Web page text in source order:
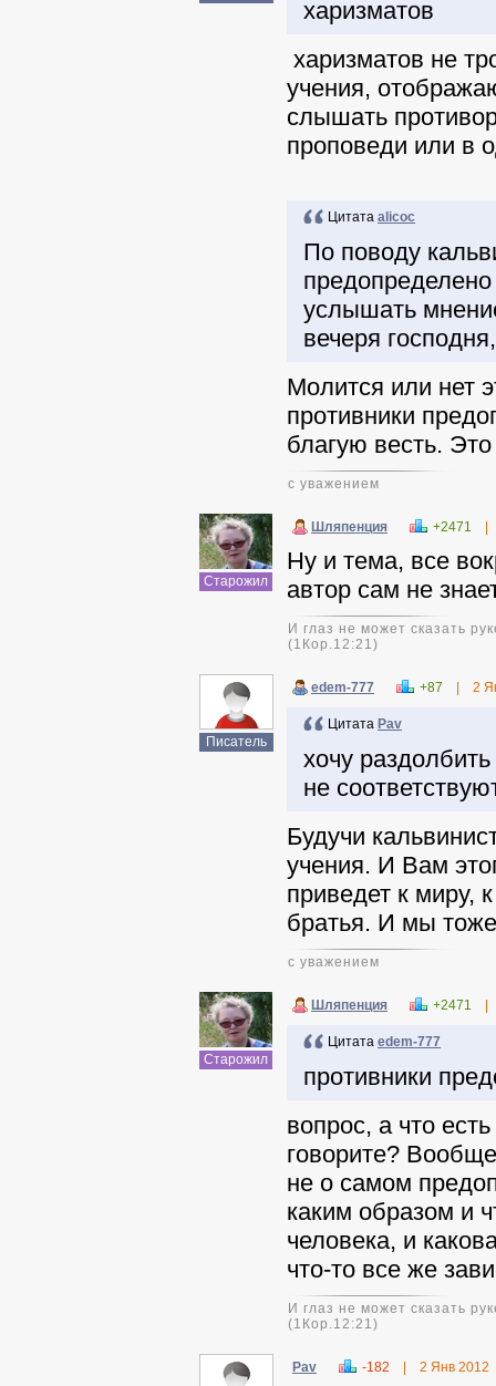
харизматов
харизматов не
учения,
слышать
проповеди или в
Цитата alicoc
По поводу
услышать
вечеря
Молится или нет
противники
благую весть.
с уважением
Старожил
Шляпенция +2471
Ну и тема, все
автор сам не
И глаз не может сказать
(1Кор.12:21)
Писатель
edem-777 +87 2
Цитата Pav
хочу
не
Будучи
учения. И Вам
приведет к миру,
братья. И мы
с уважением
Старожил
Шляпенция +2471
Цитата edem-777
противники
вопрос, а что
говорите?
не о самом
каким образом и
человека, и
что-то все же
И глаз не может сказать
(1Кор.12:21)
Pav -182 2 Янв 2012